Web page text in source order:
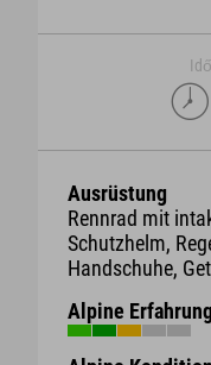
Ausrüstung
Rennrad mit
Schutzhelm,
Handschuhe,
Alpine